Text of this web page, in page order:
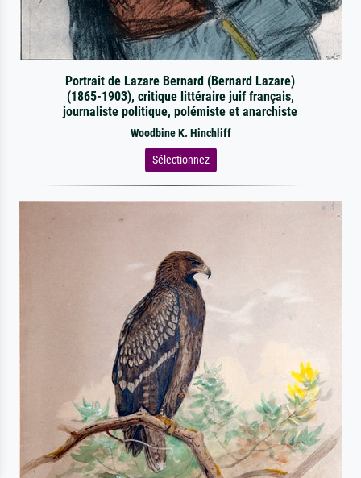
Portrait de Lazare Bernard (Bernard Lazare)
(1865-1903), critique littéraire juif français,
journaliste politique, polémiste et anarchiste
Woodbine K. Hinchliff
Sélectionnez